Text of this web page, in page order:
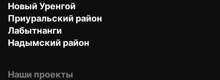
Новый Уренгой
Приуральский район
Лабытнанги
Надымский район
Наши проекты